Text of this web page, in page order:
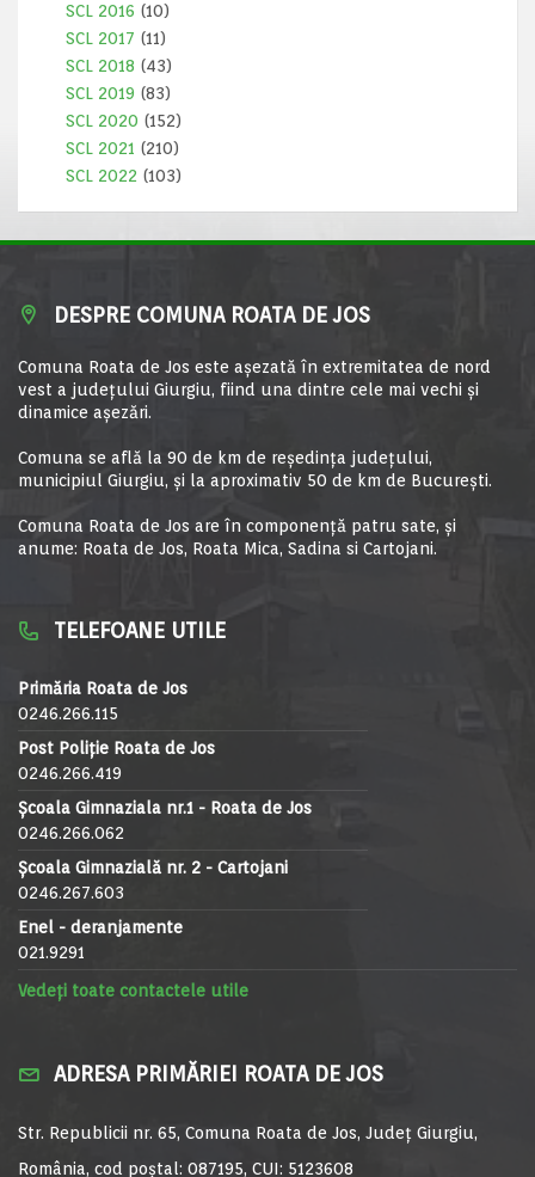
SCL 2016 (10)
SCL 2017 (11)
SCL 2018 (43)
SCL 2019 (83)
SCL 2020 (152)
SCL 2021 (210)
SCL 2022 (103)
DESPRE COMUNA ROATA DE JOS
Comuna Roata de Jos este aşezată în extremitatea de nord
vest a judeţului Giurgiu, fiind una dintre cele mai vechi şi
dinamice aşezări.
Comuna se află la 90 de km de reşedinţa judeţului,
municipiul Giurgiu, şi la aproximativ 50 de km de Bucureşti.
Comuna Roata de Jos are în componență patru sate, și
anume: Roata de Jos, Roata Mica, Sadina si Cartojani.
TELEFOANE UTILE
Primăria Roata de Jos
0246.266.115
Post Poliție Roata de Jos
0246.266.419
Școala Gimnaziala nr.1 - Roata de Jos
0246.266.062
Școala Gimnazială nr. 2 - Cartojani
0246.267.603
Enel - deranjamente
021.9291
Vedeți toate contactele utile
ADRESA PRIMĂRIEI ROATA DE JOS
Str. Republicii nr. 65, Comuna Roata de Jos, Județ Giurgiu,
România, cod poștal: 087195, CUI: 5123608